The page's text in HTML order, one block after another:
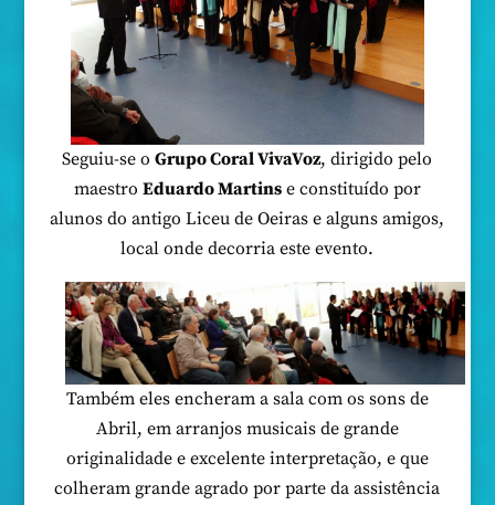
Seguiu-se oGrupo Coral VivaVoz, dirigido pelo
maestro Eduardo Martinse constituído por
alunos do antigo Liceu de Oeiras e alguns amigos,
local onde decorria este evento.
Também eles encheram a sala com os sons de
Abril, em arranjos musicais de grande
originalidade e excelente interpretação, e que
colheram grande agrado por parte da assistência